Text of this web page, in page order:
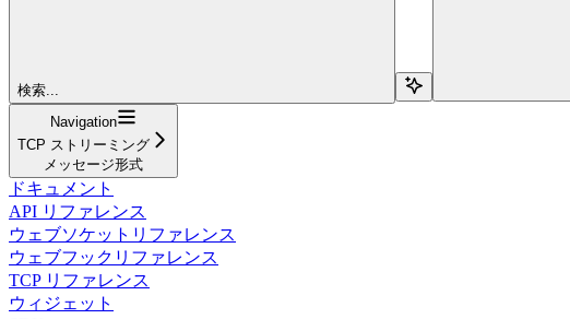
検索...
Navigation
TCP ストリーミング
メッセージ形式
ドキュメント
API リファレンス
ウェブソケットリファレンス
ウェブフックリファレンス
TCP リファレンス
ウィジェット